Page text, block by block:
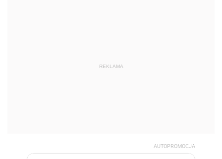
REKLAMA
AUTOPROMOCJA